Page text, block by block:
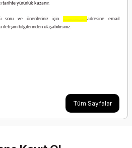
tarihte yürürlük kazanır.
soru ve önerileriniz için………………..adresine email
iletişim bilgilerinden ulaşabilirsiniz.
Tüm Sayfalar